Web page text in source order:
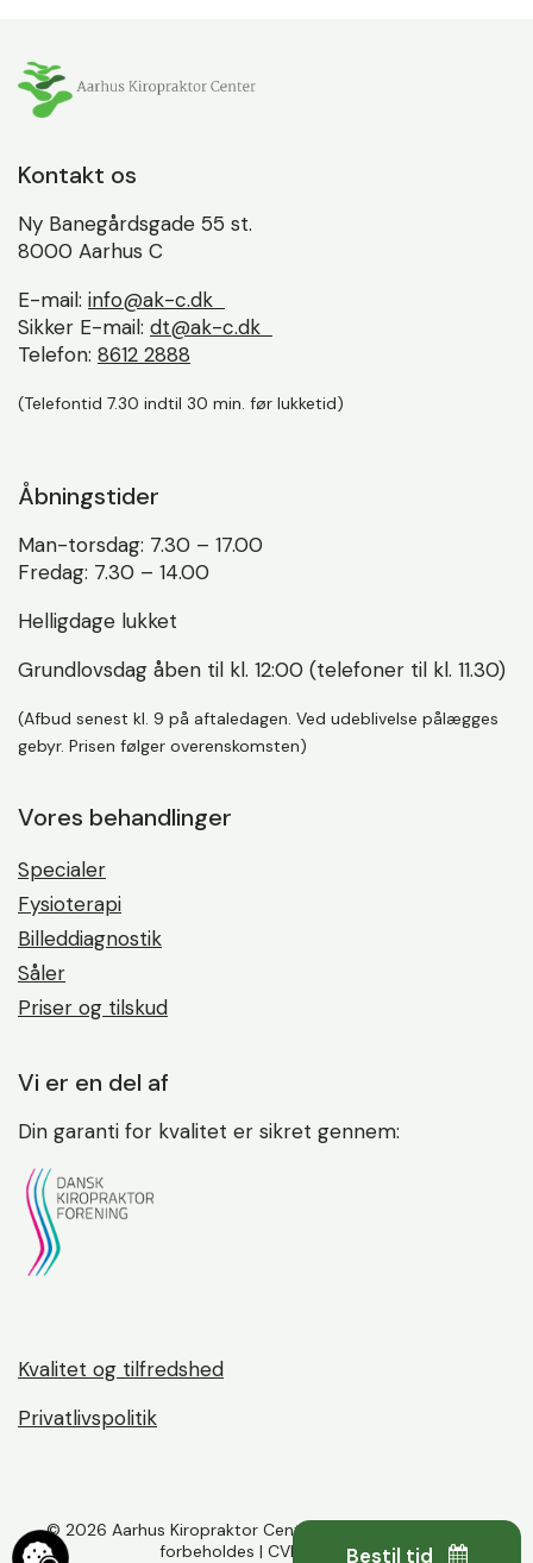
Kontakt os
Ny Banegårdsgade 55 st.
8000 Aarhus C
E-mail: info@ak-c.dk
Sikker E-mail: dt@ak-c.dk
Telefon: 8612 2888
(Telefontid 7.30 indtil 30 min. før lukketid)
Åbningstider
Man-torsdag: 7.30 – 17.00
Fredag: 7.30 – 14.00
Helligdage lukket
Grundlovsdag åben til kl. 12:00 (telefoner til kl. 11.30)
(Afbud senest kl. 9 på aftaledagen. Ved udeblivelse pålægges
gebyr. Prisen følger overenskomsten)
Vores behandlinger
Specialer
Fysioterapi
Billeddiagnostik
Såler
Priser og tilskud
Vi er en del af
Din garanti for kvalitet er sikret gennem:
Kvalitet og tilfredshed
Privatlivspolitik
© 2026 Aarhus Kiropraktor Center ApS | Alle rettigheder
forbeholdes | CVR: 37561177Bestil tid